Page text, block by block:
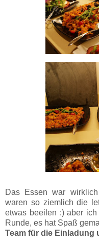
Das Essen war
waren so ziemlich die
etwas beeilen :) aber
Runde, es hat Spaß
Team für die Einladung